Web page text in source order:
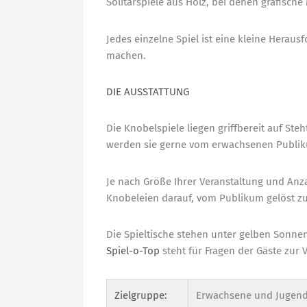
Jedes einzelne Spiel ist eine kleine
machen.
DIE AUSSTATTUNG
Die Knobelspiele liegen griffbereit auf
werden sie gerne vom erwachsenen
Je nach Größe Ihrer Veranstaltung und
Knobeleien darauf, vom Publikum gelöst
Die Spieltische stehen unter gelben
Spiel-o-Top steht für Fragen der Gäste
Zielgruppe: Erwachsene und